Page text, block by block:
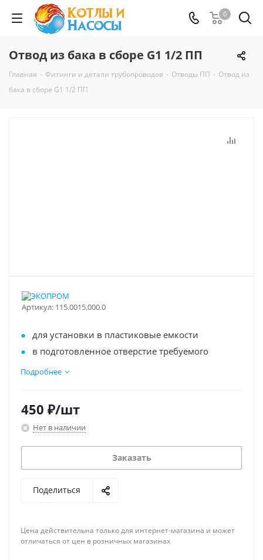
0
Отвод из бака в сборе G1 1/2 ПП
Главная - Фитинги и детали трубопроводов - Отводы ПП - Отвод из
бака в сборе G1 1/2 ПП
Артикул: 115.0015.000.0
для установки в пластиковые емкости
в подготовленное отверстие требуемого
резьбовая герметичная заглушка в комплекте
Подробнее
450 ₽/шт
Нет в наличии
Заказать
Поделиться
Цена действительна только для интернет-магазина и может
отличаться от цен в розничных магазинах